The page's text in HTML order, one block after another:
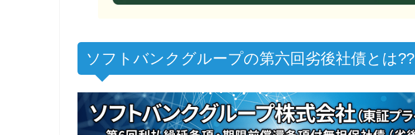
ソフトバンクグループの第六回劣後社債とは??